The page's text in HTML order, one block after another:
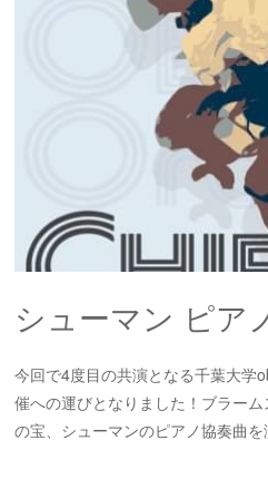
シューマン ピア
今回で4度目の共演となる千葉大学
催への運びとなりました！ブラー
の宝、シューマンのピアノ協奏曲を